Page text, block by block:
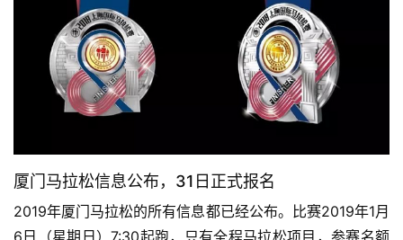
厦门马拉松信息公布，31日正式报名
2019年厦门马拉松的所有信息都已经公布。比赛2019年1月